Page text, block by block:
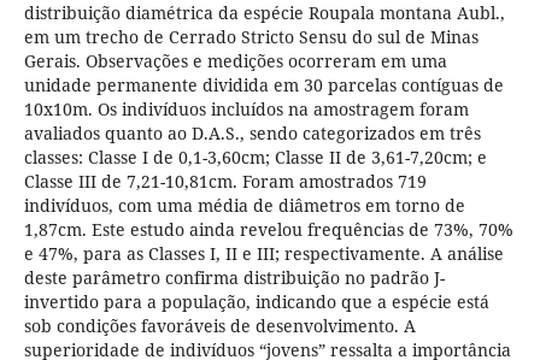
distribuição diamétrica da espécie Roupala montana Aubl.,
em um trecho de Cerrado Stricto Sensu do sul de Minas
Gerais. Observações e medições ocorreram em uma
unidade permanente dividida em 30 parcelas contíguas de
10x10m. Os indivíduos incluídos na amostragem foram
avaliados quanto ao D.A.S., sendo categorizados em três
classes: Classe I de 0,1-3,60cm; Classe II de 3,61-7,20cm; e
Classe III de 7,21-10,81cm. Foram amostrados 719
indivíduos, com uma média de diâmetros em torno de
1,87cm. Este estudo ainda revelou frequências de 73%, 70%
e 47%, para as Classes I, II e III; respectivamente. A análise
deste parâmetro confirma distribuição no padrão J-
invertido para a população, indicando que a espécie está
sob condições favoráveis de desenvolvimento. A
superioridade de indivíduos “jovens” ressalta a importância